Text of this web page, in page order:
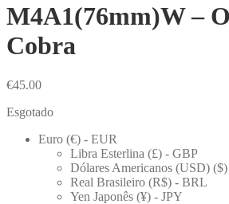
M4A1(76mm)W –
Cobra
€45.00
Esgotado
Euro (€) - EUR
Libra Esterlina (£) - GBP
Dólares Americanos (USD)
Real Brasileiro (R$) - BRL
Yen Japonês (¥) - JPY